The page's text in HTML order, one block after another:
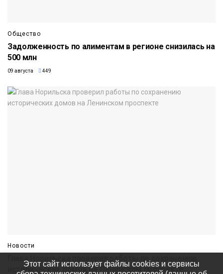
Общество
Задолженность по алиментам в регионе снизилась на
500 млн
09 августа 449
Новости
Глава Норильска проверил работы по сохранению
исторических домов на Ленинском проспекте
Этот сайт использует файлы cookies и сервисы